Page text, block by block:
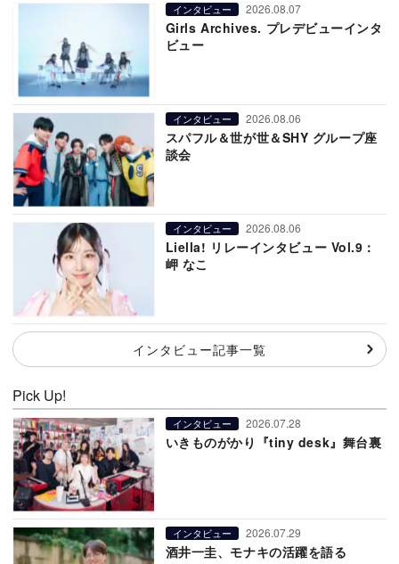
インタビュー 2026.08.07
Girls Archives. プレデビューインタ
ビュー
インタビュー 2026.08.06
スパフル＆世が世＆SHY グループ座
談会
インタビュー 2026.08.06
Liella! リレーインタビュー Vol.9：
岬 なこ
インタビュー記事一覧
Pick Up!
インタビュー 2026.07.28
いきものがかり『tiny desk』舞台裏
インタビュー 2026.07.29
酒井一圭、モナキの活躍を語る